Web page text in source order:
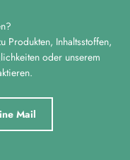
Produkten, Inhaltsstoffen,
oder unserem
Mail